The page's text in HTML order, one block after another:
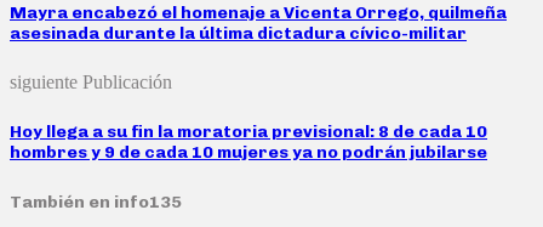
Mayra encabezó el homenaje a Vicenta Orrego, quilmeña
asesinada durante la última dictadura cívico-militar
siguiente Publicación
Hoy llega a su fin la moratoria previsional: 8 de cada 10
hombres y 9 de cada 10 mujeres ya no podrán jubilarse
También en info135